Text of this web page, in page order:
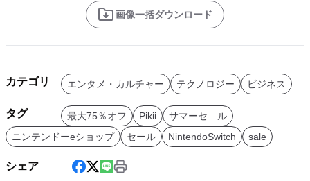
画像一括ダウンロード
カテゴリ エンタメ・カルチャー テクノロジー ビジネス
タグ 最大75％オフ Pikii
サマーセ―ル
ニンテンドーeショップ
セール NintendoSwitch sale
シェア